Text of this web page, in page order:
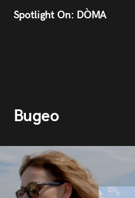
Spotlight On: DÒMA
Видео